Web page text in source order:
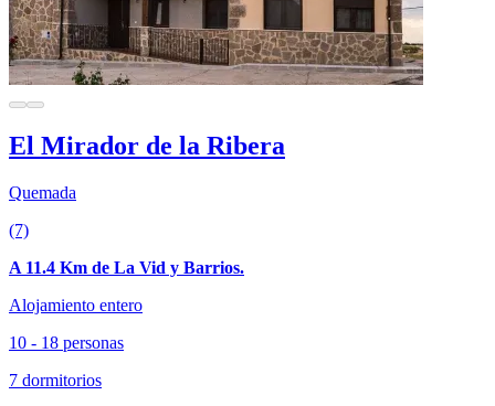
El Mirador de la Ribera
Quemada
(7)
A 11.4 Km de La Vid y Barrios.
Alojamiento entero
10 - 18 personas
7 dormitorios